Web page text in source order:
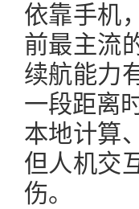
依靠手机
前最主流
续航能力
一段距离
本地计算
但人机交
伤。